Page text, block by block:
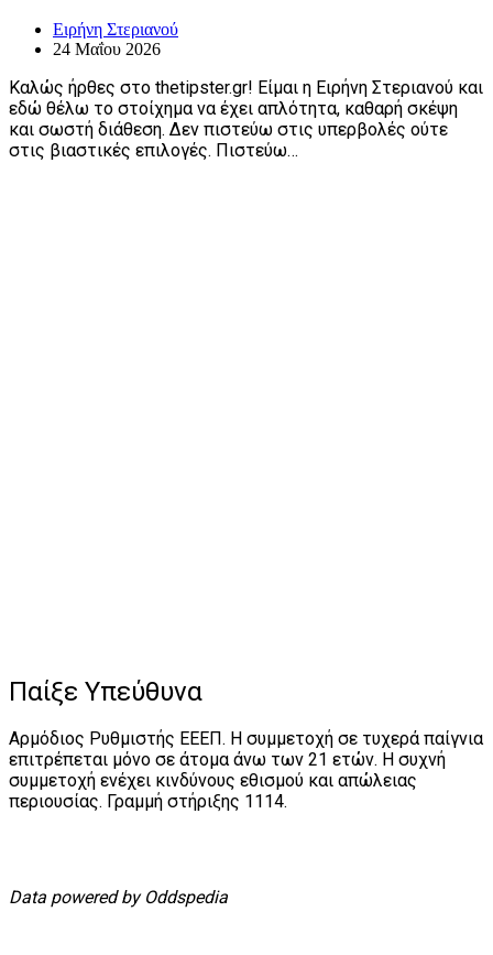
Ειρήνη Στεριανού
24 Μαΐου 2026
Καλώς ήρθες στο thetipster.gr! Είμαι η Ειρήνη Στεριανού και
εδώ θέλω το στοίχημα να έχει απλότητα, καθαρή σκέψη
και σωστή διάθεση. Δεν πιστεύω στις υπερβολές ούτε
στις βιαστικές επιλογές. Πιστεύω…
Παίξε Υπεύθυνα
Αρμόδιος Ρυθμιστής ΕΕΕΠ. Η συμμετοχή σε τυχερά παίγνια
επιτρέπεται μόνο σε άτομα άνω των 21 ετών. Η συχνή
συμμετοχή ενέχει κινδύνους εθισμού και απώλειας
περιουσίας. Γραμμή στήριξης 1114.
Data powered by Oddspedia